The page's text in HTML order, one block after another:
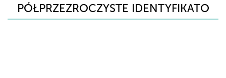
PÓŁPRZEZROCZYSTE IDENTYFIKATO